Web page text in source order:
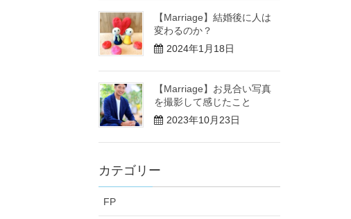
【Marriage】結婚後に人は
変わるのか？
2024年1月18日
【Marriage】お見合い写真
を撮影して感じたこと
2023年10月23日
カテゴリー
FP